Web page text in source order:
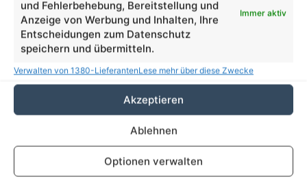
und Fehlerbehebung, Bereitstellung und
Anzeige von Werbung und Inhalten, Ihre
Entscheidungen zum Datenschutz
speichern und übermitteln.
Immer aktiv
Verwalten von 1380-LieferantenLese mehr über diese Zwecke
Akzeptieren
Ablehnen
Optionen verwalten
Ehrenamtliche für Projekt der Nachbarschaftshilfe
gesucht - Agentur Ehrenamt